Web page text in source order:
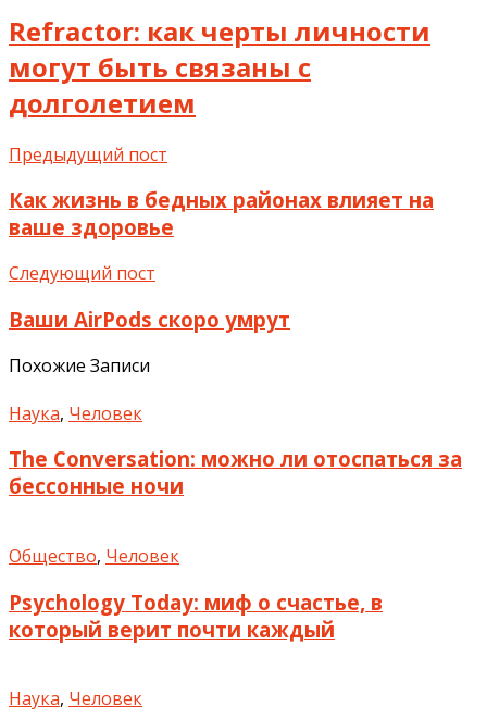
Refractor: как черты личности
могут быть связаны с
долголетием
Предыдущий пост
Как жизнь в бедных районах влияет на
ваше здоровье
Следующий пост
Ваши AirPods скоро умрут
Похожие Записи
Наука, Человек
The Conversation: можно ли отоспаться за
бессонные ночи
Общество, Человек
Psychology Today: миф о счастье, в
который верит почти каждый
Наука, Человек